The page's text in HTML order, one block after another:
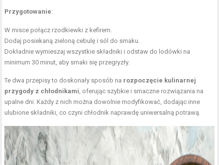
Przygotowanie:
W misce połącz rzodkiewki z kefirem.
Dodaj posiekaną zieloną cebulę i sól do smaku.
Dokładnie wymieszaj wszystkie składniki i odstaw do lodówki na
minimum 30 minut, aby smaki się przegryzły.
Te dwa przepisy to doskonały sposób na rozpoczęcie kulinarnej
przygody z chłodnikami , oferując szybkie i smaczne rozwiązania na
upalne dni. Każdy z nich można dowolnie modyfikować, dodając inne
ulubione składniki, co czyni chłodnik naprawdę uniwersalną potrawą.